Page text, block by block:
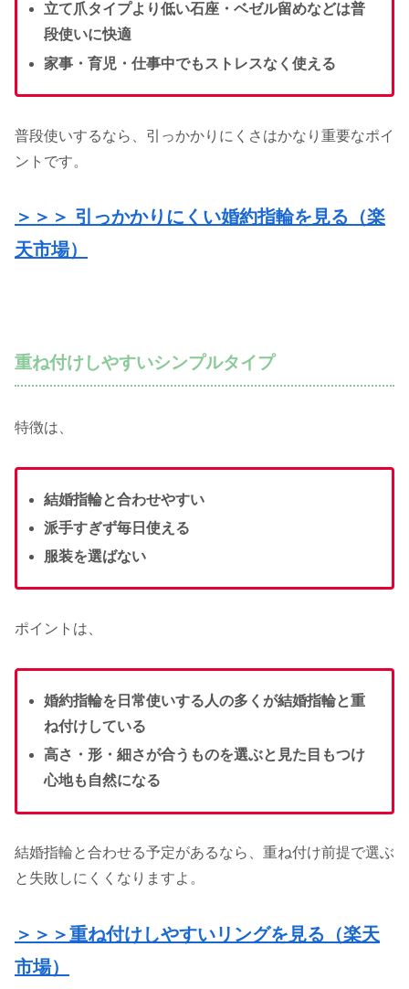
立て爪タイプより低い石座・ベゼル留めなどは普
段使いに快適
家事・育児・仕事中でもストレスなく使える
普段使いするなら、引っかかりにくさはかなり重要なポイ
ントです。
＞＞＞ 引っかかりにくい婚約指輪を見る （楽
天市場）
重ね付けしやすいシンプルタイプ
特徴は、
結婚指輪と合わせやすい
派手すぎず毎日使える
服装を選ばない
ポイントは、
婚約指輪を日常使いする人の多くが結婚指輪と重
ね付けしている
高さ・形・細さが合うものを選ぶと見た目もつけ
心地も自然になる
結婚指輪と合わせる予定があるなら、重ね付け前提で選ぶ
と失敗しにくくなりますよ。
＞＞＞重ね付けしやすいリングを見る（楽天
市場）